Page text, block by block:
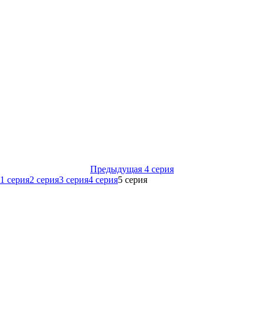
Предыдущая 4 серия
1 серия2 серия3 серия4 серия5 серия